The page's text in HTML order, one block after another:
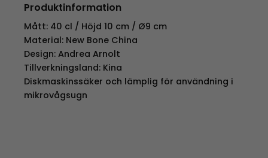
Produktinformation
Mått: 40 cl / Höjd 10 cm / Ø9 cm
Material: New Bone China
Design: Andrea Arnolt
Tillverkningsland: Kina
Diskmaskinssäker och lämplig för användning i
mikrovågsugn